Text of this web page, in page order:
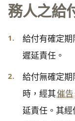
務人之給
1. 給付有確定期
遲延責任。
2. 給付無確定
時，經其催告
延責任。其經